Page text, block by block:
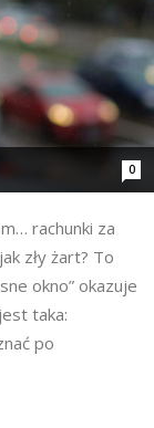
0
rachunki za
zły żart? To
okno” okazuje
taka:
po